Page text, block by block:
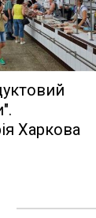
Харкова